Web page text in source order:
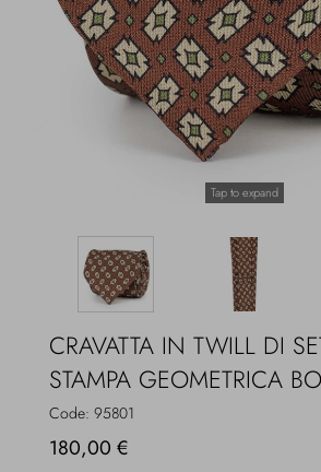
Overcoats
Tap to expand
CRAVATTA IN TWILL DI
STAMPA GEOMETRICA
Code: 95801
180,00 €